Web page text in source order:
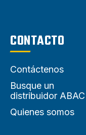
CONTACTO
Contáctenos
Busque un
distribuidor ABAC
Quienes somos